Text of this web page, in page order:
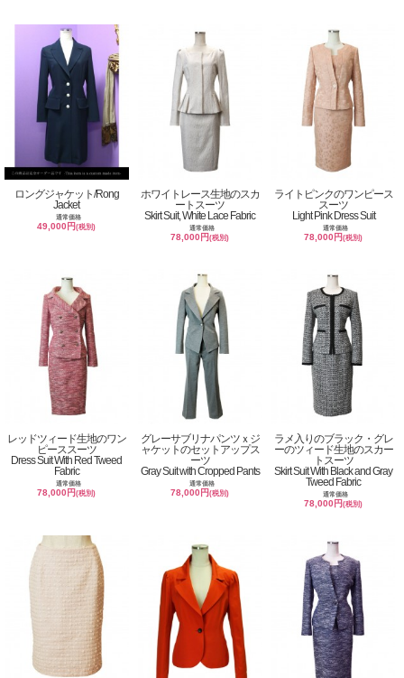
ロングジャケット/Rong
Jacket
通常価格
49,000円(税別)
ホワイトレース生地のスカ
ートスーツ
Skirt Suit, White Lace Fabric
通常価格
78,000円(税別)
ライトピンクのワンピース
スーツ
Light Pink Dress Suit
通常価格
78,000円(税別)
レッドツィード生地のワン
ピーススーツ
Dress Suit With Red Tweed
Fabric
通常価格
78,000円(税別)
グレーサブリナパンツｘジ
ャケットのセットアップス
ーツ
Gray Suit with Cropped Pants
通常価格
78,000円(税別)
ラメ入りのブラック・グレ
ーのツィード生地のスカー
トスーツ
Skirt Suit With Black and Gray
Tweed Fabric
通常価格
78,000円(税別)